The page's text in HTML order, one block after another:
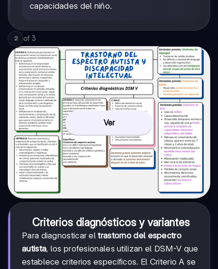
capacidades del niño.
2 of 3
Ver
Criterios diagnósticos y variantes
Para diagnosticar eltrastorno del espectro
autista, los profesionales utilizan el DSM-V que
establece criterios específicos. El Criterio A se